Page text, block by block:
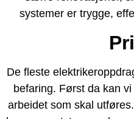
systemer er trygge,
De fleste
befaring. Først da kan
arbeidet som skal